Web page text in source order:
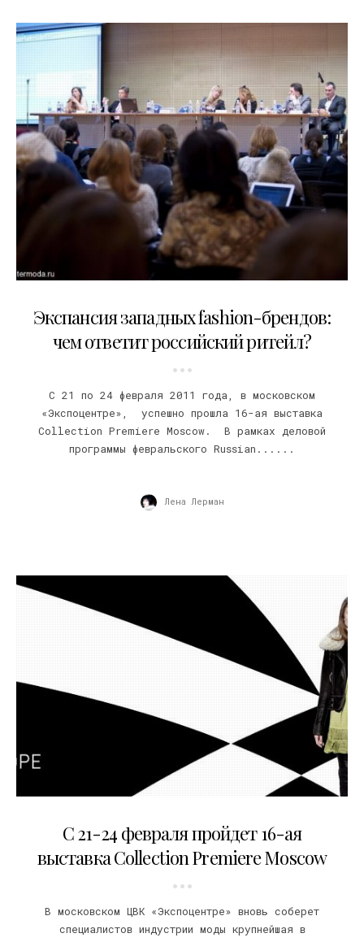
Экспансия западных fashion-брендов:
чем ответит российский ритейл?
С 21 по 24 февраля 2011 года, в московском
«Экспоцентре», успешно прошла 16-ая выставка
Collection Premiere Moscow. В рамках деловой
программы февральского Russian......
Лена Лерман
С 21-24 февраля пройдет 16-ая
выставка Collection Premiere Moscow
В московском ЦВК «Экспоцентре» вновь соберет
специалистов индустрии моды крупнейшая в